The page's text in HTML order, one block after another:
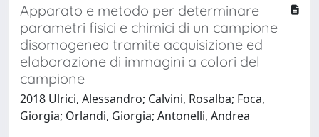
Apparato e metodo per determinare
parametri fisici e chimici di un campione
disomogeneo tramite acquisizione ed
elaborazione di immagini a colori del
campione
2018 Ulrici, Alessandro; Calvini, Rosalba; Foca,
Giorgia; Orlandi, Giorgia; Antonelli, Andrea